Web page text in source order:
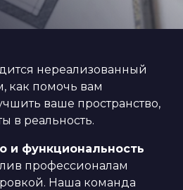
нереализованный
как помочь вам
ваше пространство,
в реальность.
и функциональность
профессионалам
Наша команда